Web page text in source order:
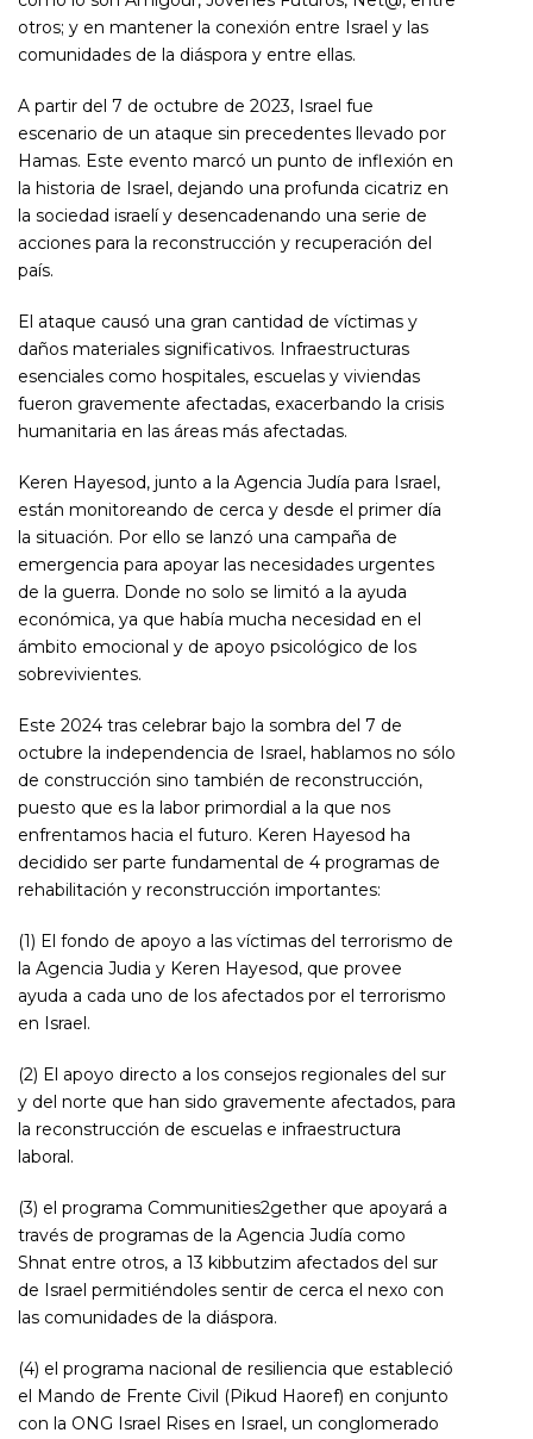
otros; y en mantener la conexión entre Israel y las
comunidades de la diáspora y entre ellas.
A partir del 7 de octubre de 2023, Israel fue
escenario de un ataque sin precedentes llevado por
Hamas. Este evento marcó un punto de inflexión en
la historia de Israel, dejando una profunda cicatriz en
la sociedad israelí y desencadenando una serie de
acciones para la reconstrucción y recuperación del
país.
El ataque causó una gran cantidad de víctimas y
daños materiales significativos. Infraestructuras
esenciales como hospitales, escuelas y viviendas
fueron gravemente afectadas, exacerbando la crisis
humanitaria en las áreas más afectadas.
Keren Hayesod, junto a la Agencia Judía para Israel,
están monitoreando de cerca y desde el primer día
la situación. Por ello se lanzó una campaña de
emergencia para apoyar las necesidades urgentes
de la guerra. Donde no solo se limitó a la ayuda
económica, ya que había mucha necesidad en el
ámbito emocional y de apoyo psicológico de los
sobrevivientes.
Este 2024 tras celebrar bajo la sombra del 7 de
octubre la independencia de Israel, hablamos no sólo
de construcción sino también de reconstrucción,
puesto que es la labor primordial a la que nos
enfrentamos hacia el futuro. Keren Hayesod ha
decidido ser parte fundamental de 4 programas de
rehabilitación y reconstrucción importantes:
(1) El fondo de apoyo a las víctimas del terrorismo de
la Agencia Judia y Keren Hayesod, que provee
ayuda a cada uno de los afectados por el terrorismo
en Israel.
(2) El apoyo directo a los consejos regionales del sur
y del norte que han sido gravemente afectados, para
la reconstrucción de escuelas e infraestructura
laboral.
(3) el programa Communities2gether que apoyará a
través de programas de la Agencia Judía como
Shnat entre otros, a 13 kibbutzim afectados del sur
de Israel permitiéndoles sentir de cerca el nexo con
las comunidades de la diáspora.
(4) el programa nacional de resiliencia que estableció
el Mando de Frente Civil (Pikud Haoref) en conjunto
con la ONG Israel Rises en Israel, un conglomerado